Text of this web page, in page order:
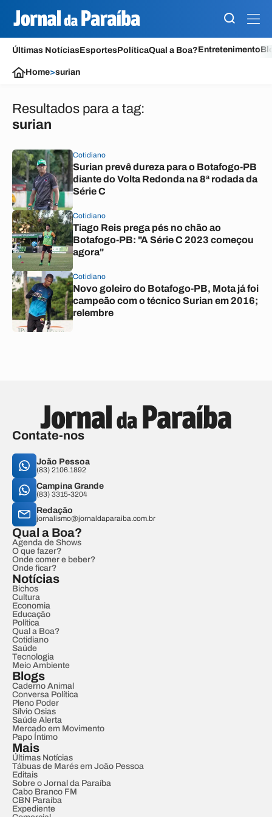
Últimas NotíciasEsportesPolíticaQual a Boa?Entretenimento
Home>surian
Resultados para a tag:
surian
Cotidiano
Surian prevê dureza para o Botafogo-PB
diante do Volta Redonda na 8ª rodada da
Série C
Cotidiano
Tiago Reis prega pés no chão ao
Botafogo-PB: "A Série C 2023 começou
agora"
Cotidiano
Novo goleiro do Botafogo-PB, Mota já foi
campeão com o técnico Surian em 2016;
relembre
Contate-nos
João Pessoa
(83) 2106.1892
Campina Grande
(83) 3315-3204
Redação
jornalismo@jornaldaparaiba.com.br
Qual a Boa?
Agenda de Shows
O que fazer?
Onde comer e beber?
Onde ficar?
Notícias
Bichos
Cultura
Economia
Educação
Política
Qual a Boa?
Cotidiano
Saúde
Tecnologia
Meio Ambiente
Blogs
Caderno Animal
Conversa Política
Pleno Poder
Sílvio Osias
Saúde Alerta
Mercado em Movimento
Papo Íntimo
Mais
Últimas Notícias
Tábuas de Marés em João Pessoa
Editais
Sobre o Jornal da Paraíba
Cabo Branco FM
CBN Paraíba
Expediente